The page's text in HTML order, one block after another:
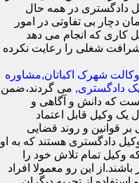
دادگستری در همه حال
دچار بی تفاوتی در امور
کاری که انجام می دهد
شغلی را رعایت نکرده
شهرک اکباتان,مشاوره
دادگستری, می گردند،ضمن
است که دانش و آگاهی و
یک وکیل قابل اعتماد
قوانین و روند قضایی
دادگستری هستند که به او
وکیل تمام تلاش خود را
باشند.از این رو معمولا افراد